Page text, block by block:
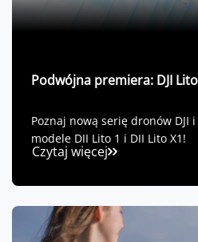
Podwójna premiera: DJI Lito
Poznaj nową serię dronów DJI
modele DJI Lito 1 i DJI Lito X1!
Czytaj więcej